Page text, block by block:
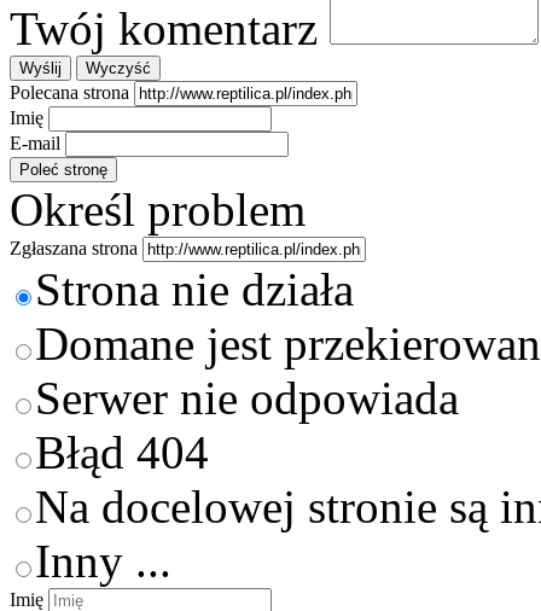
Twój komentarz
Polecana strona
Imię
E-mail
Określ problem
Zgłaszana strona
Strona nie działa
Domane jest
Serwer nie odpowiada
Błąd 404
Na docelowej stronie są
Inny ...
Imię